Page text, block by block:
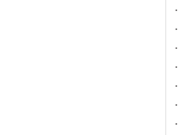
·
·
·
·
·
·
·